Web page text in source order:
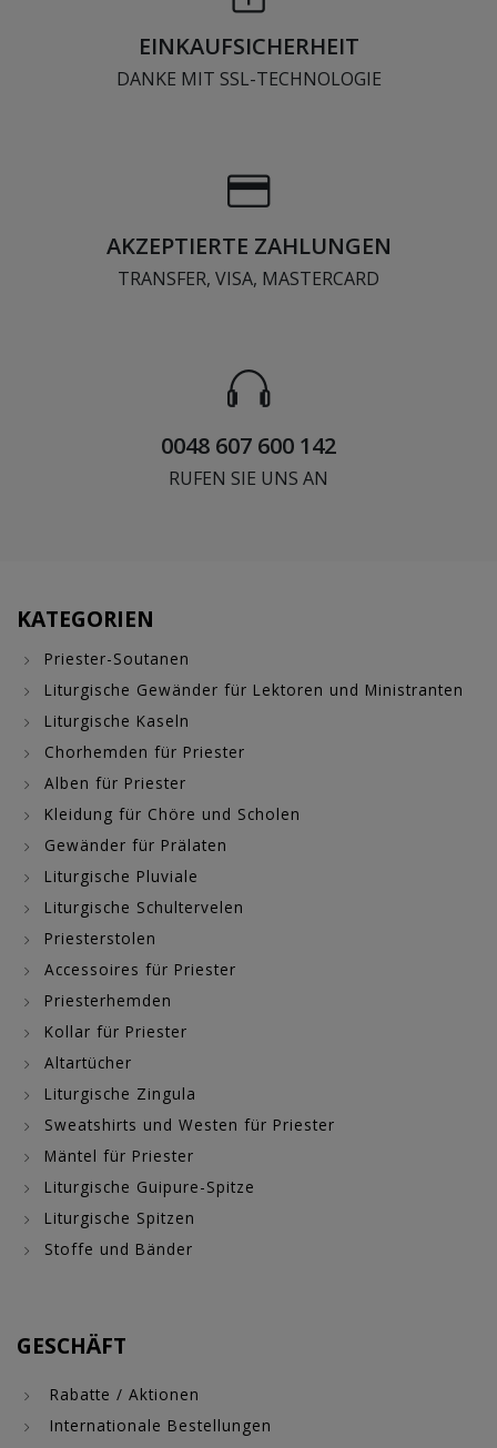
EINKAUFSICHERHEIT
DANKE MIT SSL-TECHNOLOGIE
AKZEPTIERTE ZAHLUNGEN
TRANSFER, VISA, MASTERCARD
0048 607 600 142
RUFEN SIE UNS AN
KATEGORIEN
Priester-Soutanen
Liturgische Gewänder für Lektoren und Ministranten
Liturgische Kaseln
Chorhemden für Priester
Alben für Priester
Kleidung für Chöre und Scholen
Gewänder für Prälaten
Liturgische Pluviale
Liturgische Schultervelen
Priesterstolen
Accessoires für Priester
Priesterhemden
Kollar für Priester
Altartücher
Liturgische Zingula
Sweatshirts und Westen für Priester
Mäntel für Priester
Liturgische Guipure-Spitze
Liturgische Spitzen
Stoffe und Bänder
GESCHÄFT
Rabatte / Aktionen
Internationale Bestellungen